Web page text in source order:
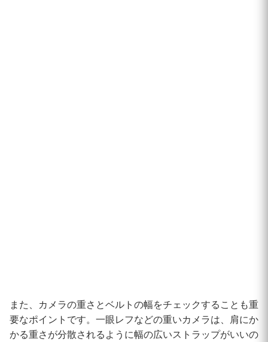
また、カメラの重さとベルトの幅をチェックすることも重
要なポイントです。一眼レフなどの重いカメラは、肩にか
かる重さが分散されるように幅の広いストラップがいいの